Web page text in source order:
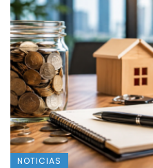
NOTICIAS